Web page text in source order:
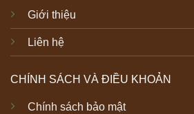
Giới thiệu
Liên hệ
CHÍNH SÁCH VÀ ĐIỀU KHOẢN
Chính sách bảo mật